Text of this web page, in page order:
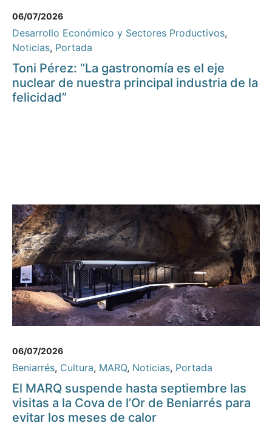
06/07/2026
Desarrollo Económico y Sectores Productivos,
Noticias, Portada
Toni Pérez: “La gastronomía es el eje
nuclear de nuestra principal industria de la
felicidad”
06/07/2026
Beniarrés, Cultura, MARQ, Noticias, Portada
El MARQ suspende hasta septiembre las
visitas a la Cova de l’Or de Beniarrés para
evitar los meses de calor